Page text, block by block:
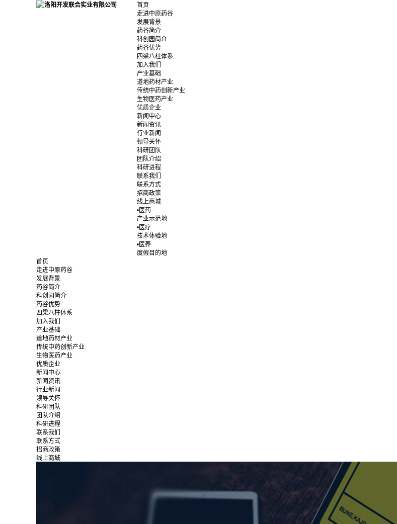
首页
走进中原药谷
发展背景
药谷简介
科创园简介
药谷优势
四梁八柱体系
加入我们
产业基础
道地药材产业
传统中药创新产业
生物医药产业
优质企业
新闻中心
新闻资讯
行业新闻
领导关怀
科研团队
团队介绍
科研进程
联系我们
联系方式
招商政策
线上商城
•医药
产业示范地
•医疗
技术体验地
•医养
度假目的地
首页
走进中原药谷
发展背景
药谷简介
科创园简介
药谷优势
四梁八柱体系
加入我们
产业基础
道地药材产业
传统中药创新产业
生物医药产业
优质企业
新闻中心
新闻资讯
行业新闻
领导关怀
科研团队
团队介绍
科研进程
联系我们
联系方式
招商政策
线上商城